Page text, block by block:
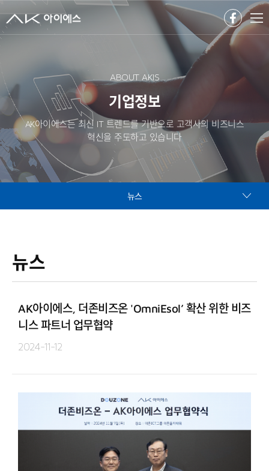
ABOUT AKIS
기업정보
AK아이에스는 최신 IT 트렌드를 기반으로 고객사의 비즈니스
혁신을 주도하고 있습니다
뉴스
뉴스
AK아이에스, 더존비즈온 'OmniEsol’ 확산 위한 비즈
니스 파트너 업무협약
2024-11-12